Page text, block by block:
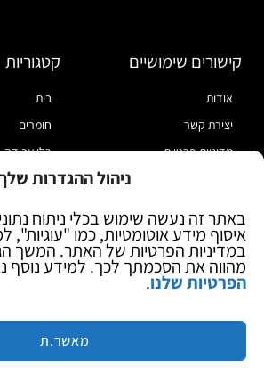
ניהול ההגדרות
באתר זה נעשה שימוש בכלי ניתוח
איסוף מידע אוטומטיות, כמו
במדיניות הפרטיות של האתר. המשך
מהווה את הסכמתך לכך. למידע נוסף
הפרטיות שלנו.
מאשר.ת
קישורים שימושיים
אודות
יצירת קשר
מדיניות פרטיות
בלוג
קטגוריות
בית
חומרים
כלי עבודה
מוצרי
ספקי כח
ציוד
מותגים